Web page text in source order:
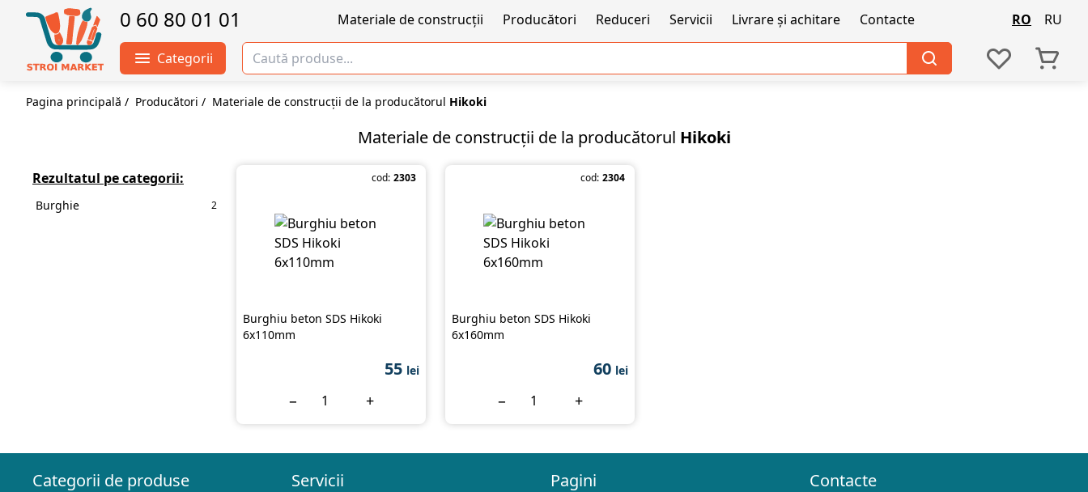
0 60 80 01 01 Materiale de construcții Producători Reduceri Servicii Livrare și achitare Contacte RO RU
Categorii
Pagina principală / Producători / Materiale de construcții de la producătorul Hikoki
Materiale de construcții de la producătorul Hikoki
Rezultatul pe categorii:
Burghie 2
cod: 2303
Burghiu beton SDS Hikoki
6х110mm
55 lei
− +
cod: 2304
Burghiu beton SDS Hikoki
6х160mm
60 lei
− +
Categorii de produse Servicii Pagini Contacte